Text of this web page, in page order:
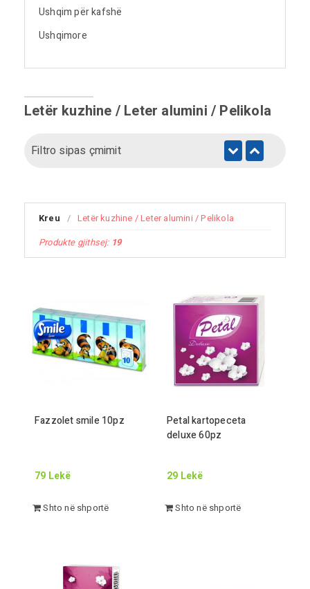
Ushqim për kafshë
Ushqimore
Letër kuzhine / Leter alumini / Pelikola
Filtro sipas çmimit
Kreu / Letër kuzhine / Leter alumini / Pelikola
Produkte gjithsej: 19
Fazzolet smile10pz
79 Lekë
Shto në shportë
Petal kartopeceta
deluxe60pz
29 Lekë
Shto në shportë